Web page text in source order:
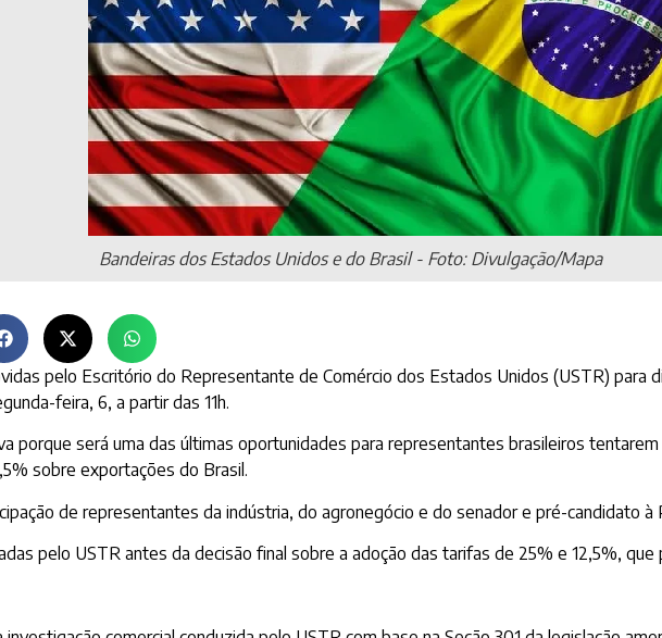
Bandeiras dos Estados Unidos e do Brasil - Foto: Divulgação/Mapa
pelo Escritório do Representante de Comércio dos Estados Unidos (USTR)
feira, 6, a partir das 11h.
porque será uma das últimas oportunidades para representantes brasileiros
sobre exportações do Brasil.
de representantes da indústria, do agronegócio e do senador e pré-candidato à
pelo USTR antes da decisão final sobre a adoção das tarifas de 25% e 12,5%,